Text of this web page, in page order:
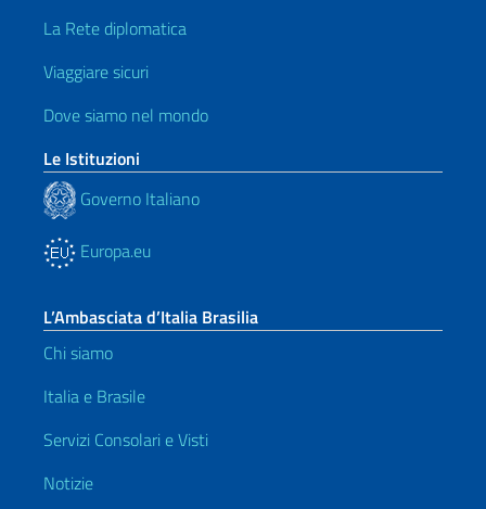
La Rete diplomatica
Viaggiare sicuri
Dove siamo nel mondo
Le Istituzioni
Governo Italiano
Europa.eu
L’Ambasciata d’Italia Brasilia
Chi siamo
Italia e Brasile
Servizi Consolari e Visti
Notizie